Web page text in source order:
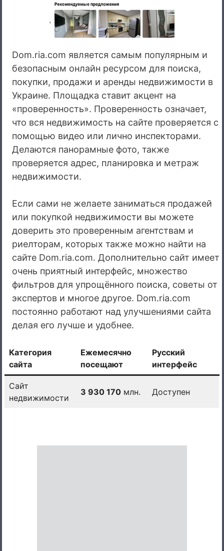
Dom.ria.com является самым популярным и
безопасным онлайн ресурсом для поиска,
покупки, продажи и аренды недвижимости в
Украине. Площадка ставит акцент на
«проверенность». Проверенность означает,
что вся недвижимость на сайте проверяется с
помощью видео или лично инспекторами.
Делаются панорамные фото, также
проверяется адрес, планировка и метраж
недвижимости.
Если сами не желаете заниматься продажей
или покупкой недвижимости вы можете
доверить это проверенным агентствам и
риелторам, которых также можно найти на
сайте Dom.ria.com. Дополнительно сайт имеет
очень приятный интерфейс, множество
фильтров для упрощённого поиска, советы от
экспертов и многое другое. Dom.ria.com
постоянно работают над улучшениями сайта
делая его лучше и удобнее.
Категория
сайта
Ежемесячно
посещают
Русский
интерфейс
Сайт
недвижимости
3 930 170 млн. Доступен